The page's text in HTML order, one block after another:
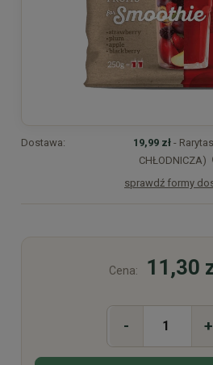
Dostawa: 19,99 zł -
CHŁODNICZA)
Cena nie zawiera ewentualnych
sprawdź formy
Cena: 11,30
- +